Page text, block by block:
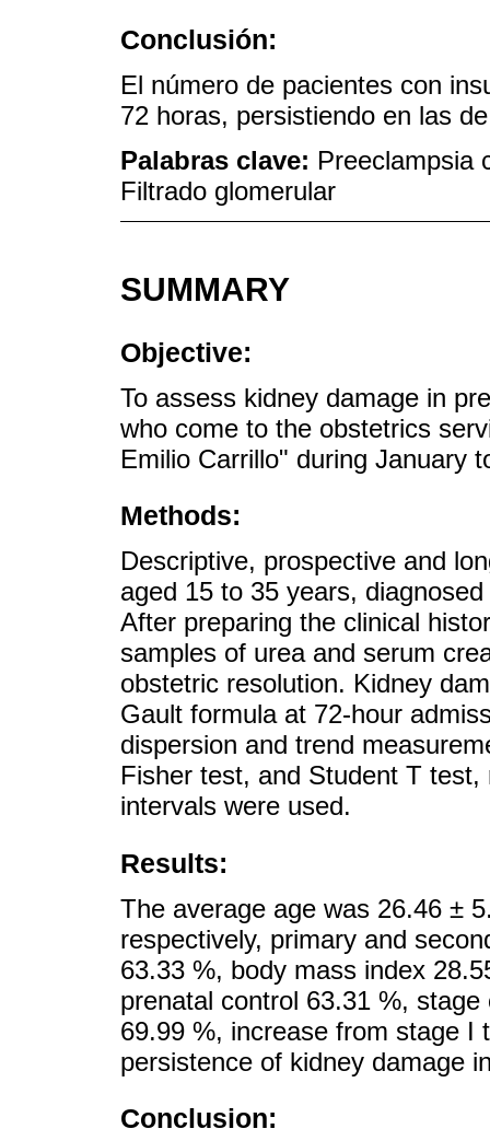
Conclusión:
El número de pacientes con
72 horas, persistiendo en las
Palabras clave: Preeclampsia
Filtrado glomerular
SUMMARY
Objective:
To assess kidney damage in
who come to the obstetrics
Emilio Carrillo" during January
Methods:
Descriptive, prospective and
aged 15 to 35 years,
After preparing the clinical
samples of urea and serum
obstetric resolution. Kidney
Gault formula at 72-hour
dispersion and trend
Fisher test, and Student T
intervals were used.
Results:
The average age was 26.46 ±
respectively, primary and
63.33 %, body mass index
prenatal control 63.31 %,
69.99 %, increase from stage
persistence of kidney damage
Conclusion: